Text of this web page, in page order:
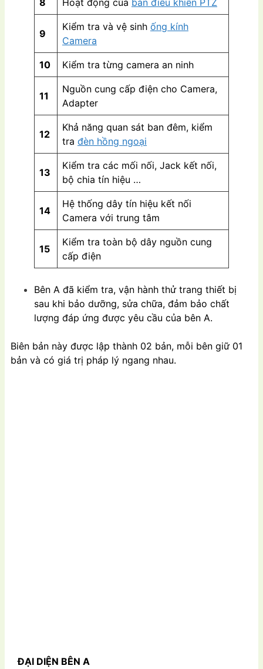
8 Hoạt động của bàn điều khiển PTZ
9
Kiểm tra và vệ sinh ống kính
Camera
10 Kiểm tra từng camera an ninh
11
Nguồn cung cấp điện cho Camera,
Adapter
12
Khả năng quan sát ban đêm, kiểm
tra đèn hồng ngoại
13
Kiểm tra các mối nối, Jack kết nối,
bộ chia tín hiệu …
14
Hệ thống dây tín hiệu kết nối
Camera với trung tâm
15
Kiểm tra toàn bộ dây nguồn cung
cấp điện
Bên A đã kiểm tra, vận hành thử trang thiết bị
sau khi bảo dưỡng, sửa chữa, đảm bảo chất
lượng đáp ứng được yêu cầu của bên A.
Biên bản này được lập thành 02 bản, mỗi bên giữ 01
bản và có giá trị pháp lý ngang nhau.
ĐẠI DIỆN BÊN A